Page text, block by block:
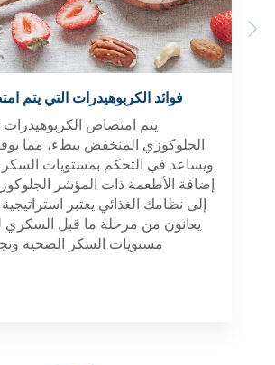
Previous
فوائد الكربوهيدرات التي يتم
يتم امتصاص
الجلوكوزي المنخفض ببطء، مما
ويساعد في التحكم بمستويات
إضافة الأطعمة ذات المؤشر
إلى نظامك الغذائي يعتبر
يعانون من مرحلة ما قبل
مستويات السكر الصحية
Next